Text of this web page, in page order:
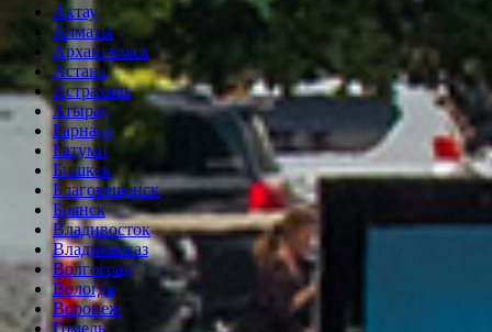
Актау
Алматы
Архангельск
Астана
Астрахань
Атырау
Барнаул
Батуми
Бишкек
Благовещенск
Брянск
Владивосток
Владикавказ
Волгоград
Вологда
Воронеж
Гомель